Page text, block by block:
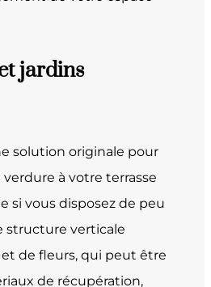
jardins
solution originale pour
à votre terrasse
si vous disposez de peu
structure verticale
de fleurs, qui peut être
de récupération,